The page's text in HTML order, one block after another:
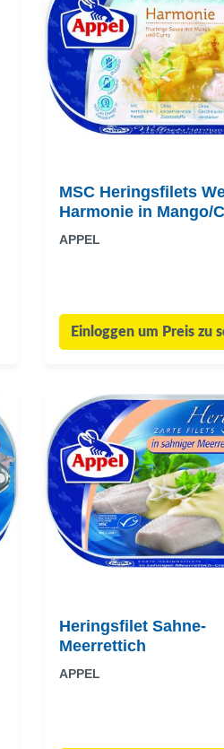
MSC Heringsfilets
Harmonie in Mango/
APPEL
Einloggen um Preis zu
Heringsfilet Sahne-
Meerrettich
APPEL